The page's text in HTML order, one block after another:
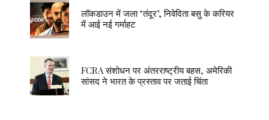
लॉकडाउन में जला ‘तंदूर’, निवेदिता बसु के करियर
में आई नई गर्माहट
FCRA संशोधन पर अंतरराष्ट्रीय बहस, अमेरिकी
सांसद ने भारत के प्रस्ताव पर जताई चिंता